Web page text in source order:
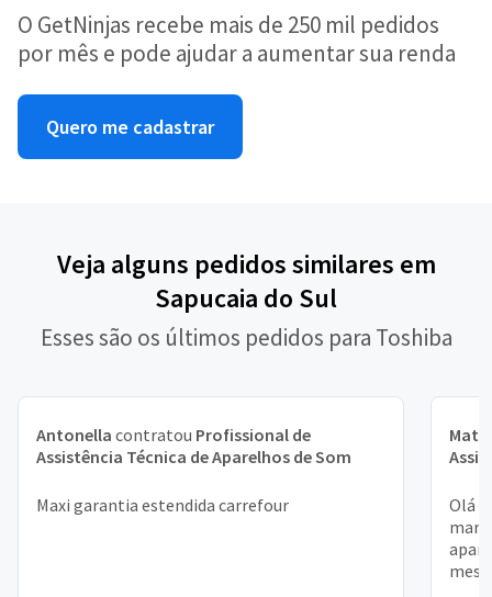
O GetNinjas recebe mais de 250 mil pedidos
por mês e pode ajudar a aumentar sua renda
Quero me cadastrar
Veja alguns pedidos similares em
Sapucaia do Sul
Esses são os últimos pedidos para Toshiba
Antonella contratou Profissional de
Assistência Técnica de Aparelhos de Som
Maxi garantia estendida carrefour
Olá